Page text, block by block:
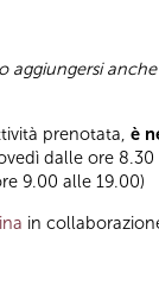
prenotata, è
dalle ore
9.00 alle 19.00)
in